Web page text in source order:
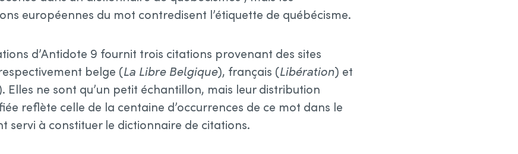
européennes du mot contredisent l’étiquette de québécisme.
d’Antidote 9 fournit trois citations provenant des sites
belge (La Libre Belgique), français (Libération) et
Elles ne sont qu’un petit échantillon, mais leur distribution
reflète celle de la centaine d’occurrences de ce mot dans le
servi à constituer le dictionnaire de citations.